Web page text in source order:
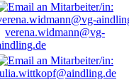
verena.widmann@vg-